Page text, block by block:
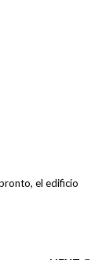
el edificio